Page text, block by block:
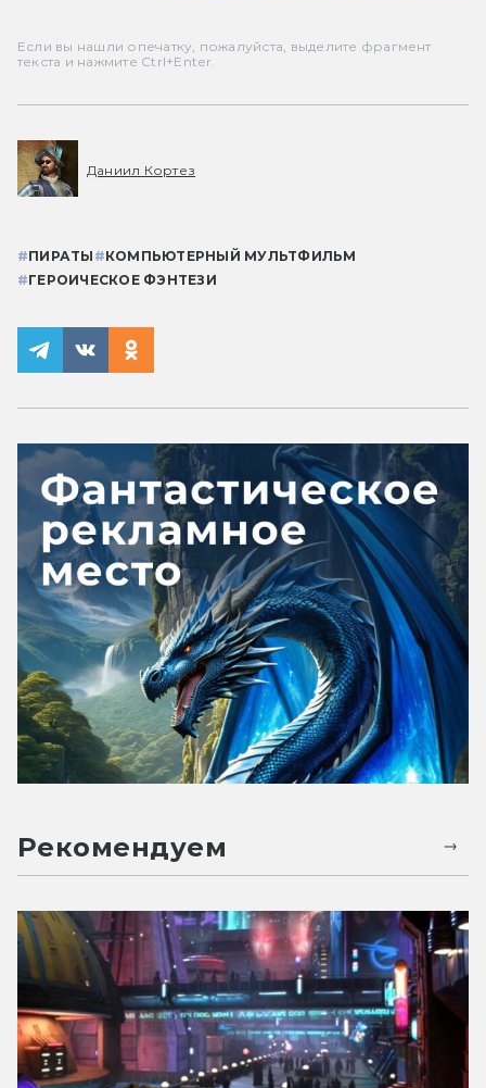
Если вы нашли опечатку, пожалуйста, выделите фрагмент
текста и нажмите Ctrl+Enter.
Даниил Кортез
#ПИРАТЫ #КОМПЬЮТЕРНЫЙ МУЛЬТФИЛЬМ
#ГЕРОИЧЕСКОЕ ФЭНТЕЗИ
Рекомендуем